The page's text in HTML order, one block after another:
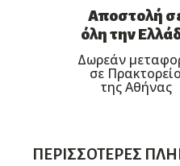
Αποστολή
όλη την
Δωρεάν
σε Πρακτορείο
της Αθήνας
ΠΕΡΙΣΣΌΤΕΡΕΣ